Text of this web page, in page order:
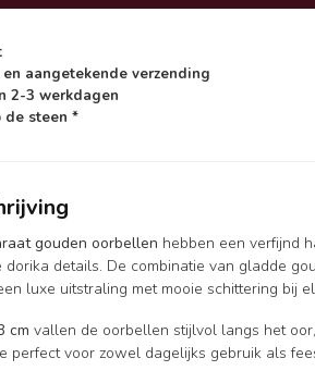
aangetekende verzending
2-3 werkdagen
de steen *
gouden oorbellen hebben een verfijnd
dorika details. De combinatie van gladde
luxe uitstraling met mooie schittering bij
cm vallen de oorbellen stijlvol langs het
perfect voor zowel dagelijks gebruik als